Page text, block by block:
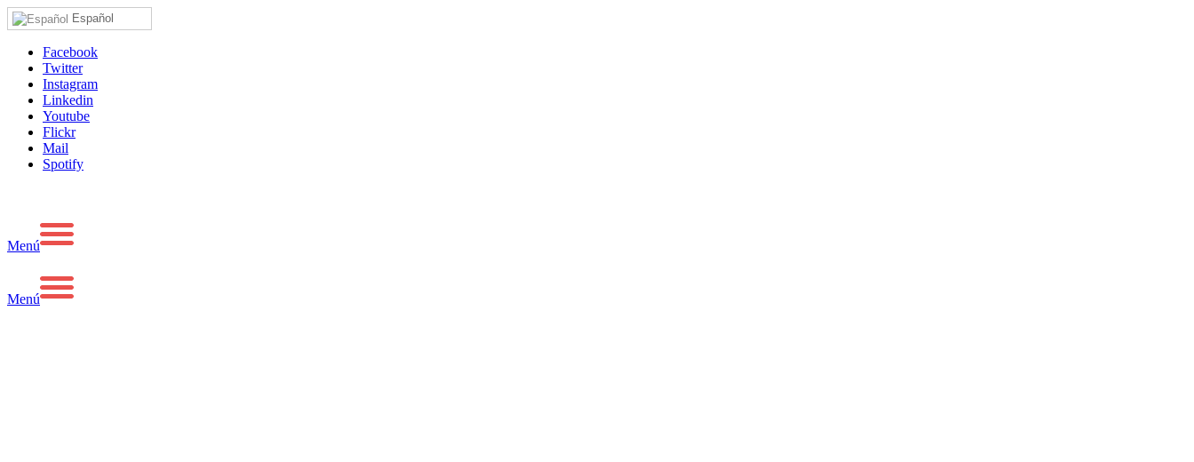
Español
Facebook
Twitter
Instagram
Linkedin
Youtube
Flickr
Mail
Spotify
Menú
Menú